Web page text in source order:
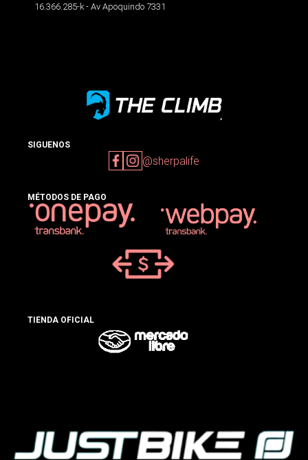
16.366.285-k - Av Apoquindo 7331
SIGUENOS
@sherpalife
MÉTODOS DE PAGO
TIENDA OFICIAL